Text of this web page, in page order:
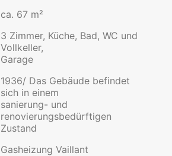
ca. 67 m²
3 Zimmer, Küche, Bad, WC und
Vollkeller,
Garage
1936/ Das Gebäude befindet
sich in einem
sanierung- und
renovierungsbedürftigen
Zustand
Gasheizung Vaillant